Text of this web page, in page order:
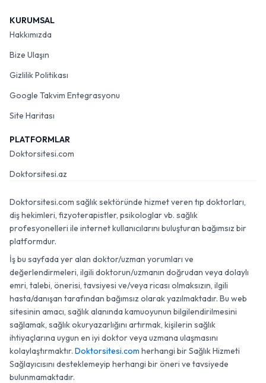
KURUMSAL
Hakkımızda
Bize Ulaşın
Gizlilik Politikası
Google Takvim Entegrasyonu
Site Haritası
PLATFORMLAR
Doktorsitesi.com
Doktorsitesi.az
Doktorsitesi.com sağlık sektöründe hizmet veren tıp doktorları,
diş hekimleri, fizyoterapistler, psikologlar vb. sağlık
profesyonelleri ile internet kullanıcılarını buluşturan bağımsız bir
platformdur.
İş bu sayfada yer alan doktor/uzman yorumları ve
değerlendirmeleri, ilgili doktorun/uzmanın doğrudan veya dolaylı
emri, talebi, önerisi, tavsiyesi ve/veya ricası olmaksızın, ilgili
hasta/danışan tarafından bağımsız olarak yazılmaktadır. Bu web
sitesinin amacı, sağlık alanında kamuoyunun bilgilendirilmesini
sağlamak, sağlık okuryazarlığını artırmak, kişilerin sağlık
ihtiyaçlarına uygun en iyi doktor veya uzmana ulaşmasını
kolaylaştırmaktır. Doktorsitesi.com herhangi bir Sağlık Hizmeti
Sağlayıcısını desteklemeyip herhangi bir öneri ve tavsiyede
bulunmamaktadır.